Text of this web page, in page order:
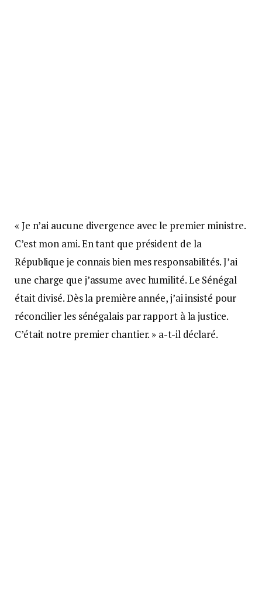
« Je n’ai aucune divergence avec le premier ministre.
C’est mon ami. En tant que président de la
République je connais bien mes responsabilités. J’ai
une charge que j’assume avec humilité. Le Sénégal
était divisé. Dès la première année, j’ai insisté pour
réconcilier les sénégalais par rapport à la justice.
C’était notre premier chantier. » a-t-il déclaré.